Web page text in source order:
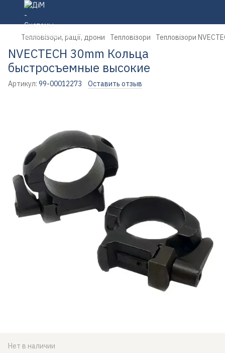
Тепловізори, рації, дрони Тепловізори Тепловізори
NVECTECH 30mm Кольца
быстросъемные высокие
Артикул: 99-00012273 Оставить отзыв
Нет в наличии